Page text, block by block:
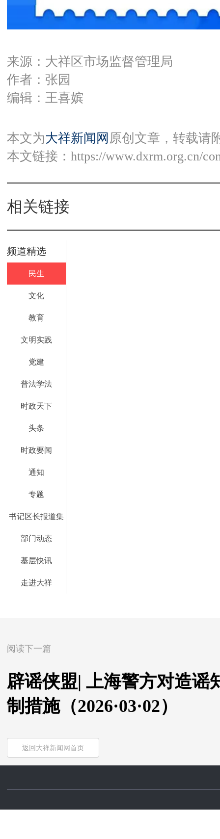
来源：大祥区市场监督管理局
作者：张园
编辑：王喜嫔
本文为大祥新闻网 原创文章，转载请
本文链接： https://www.dxrm.org.cn/
相关链接
频道精选
民生
文化
教育
文明实践
党建
普法学法
时政天下
头条
时政要闻
通知
专题
书记区长报道集
部门动态
基层快讯
走进大祥
阅读下一篇
辟谣侠盟| 上海警方对造谣
制措施（2026·03·02）
返回大祥新闻网首页